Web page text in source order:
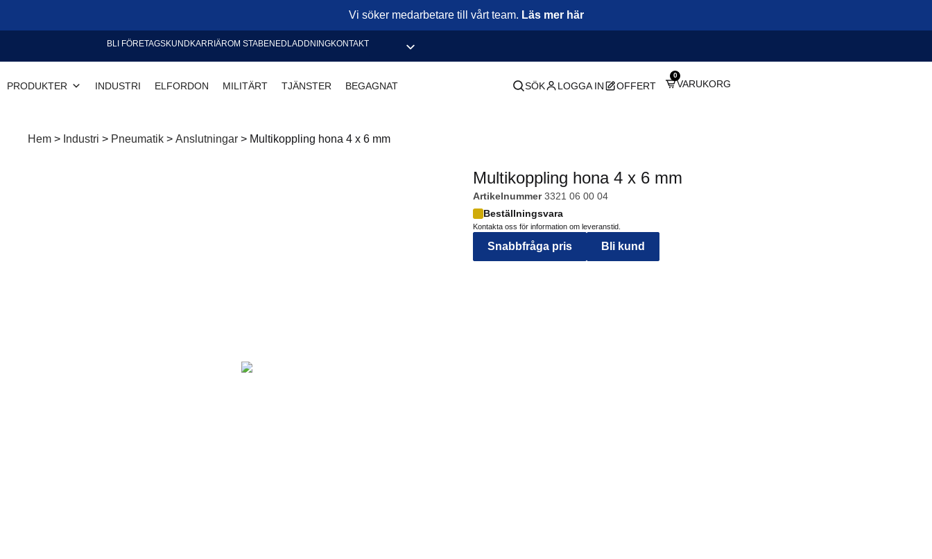
Vi söker medarbetare till vårt team. Läs mer här
BLI FÖRETAGSKUND KARRIÄROM STABENEDLADDNINGKONTAKT
PRODUKTER INDUSTRI ELFORDON MILITÄRT TJÄNSTER BEGAGNAT SÖK LOGGA IN OFFERT VARUKORG
0
Hem > Industri > Pneumatik > Anslutningar > Multikoppling hona 4 x 6 mm
Multikoppling hona 4 x 6 mm
Artikelnummer3321 06 00 04
Beställningsvara
Kontakta oss för information om leveranstid.
Snabbfråga pris Bli kund